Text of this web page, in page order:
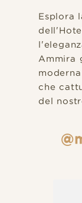
Esplora
Ammira
che
del